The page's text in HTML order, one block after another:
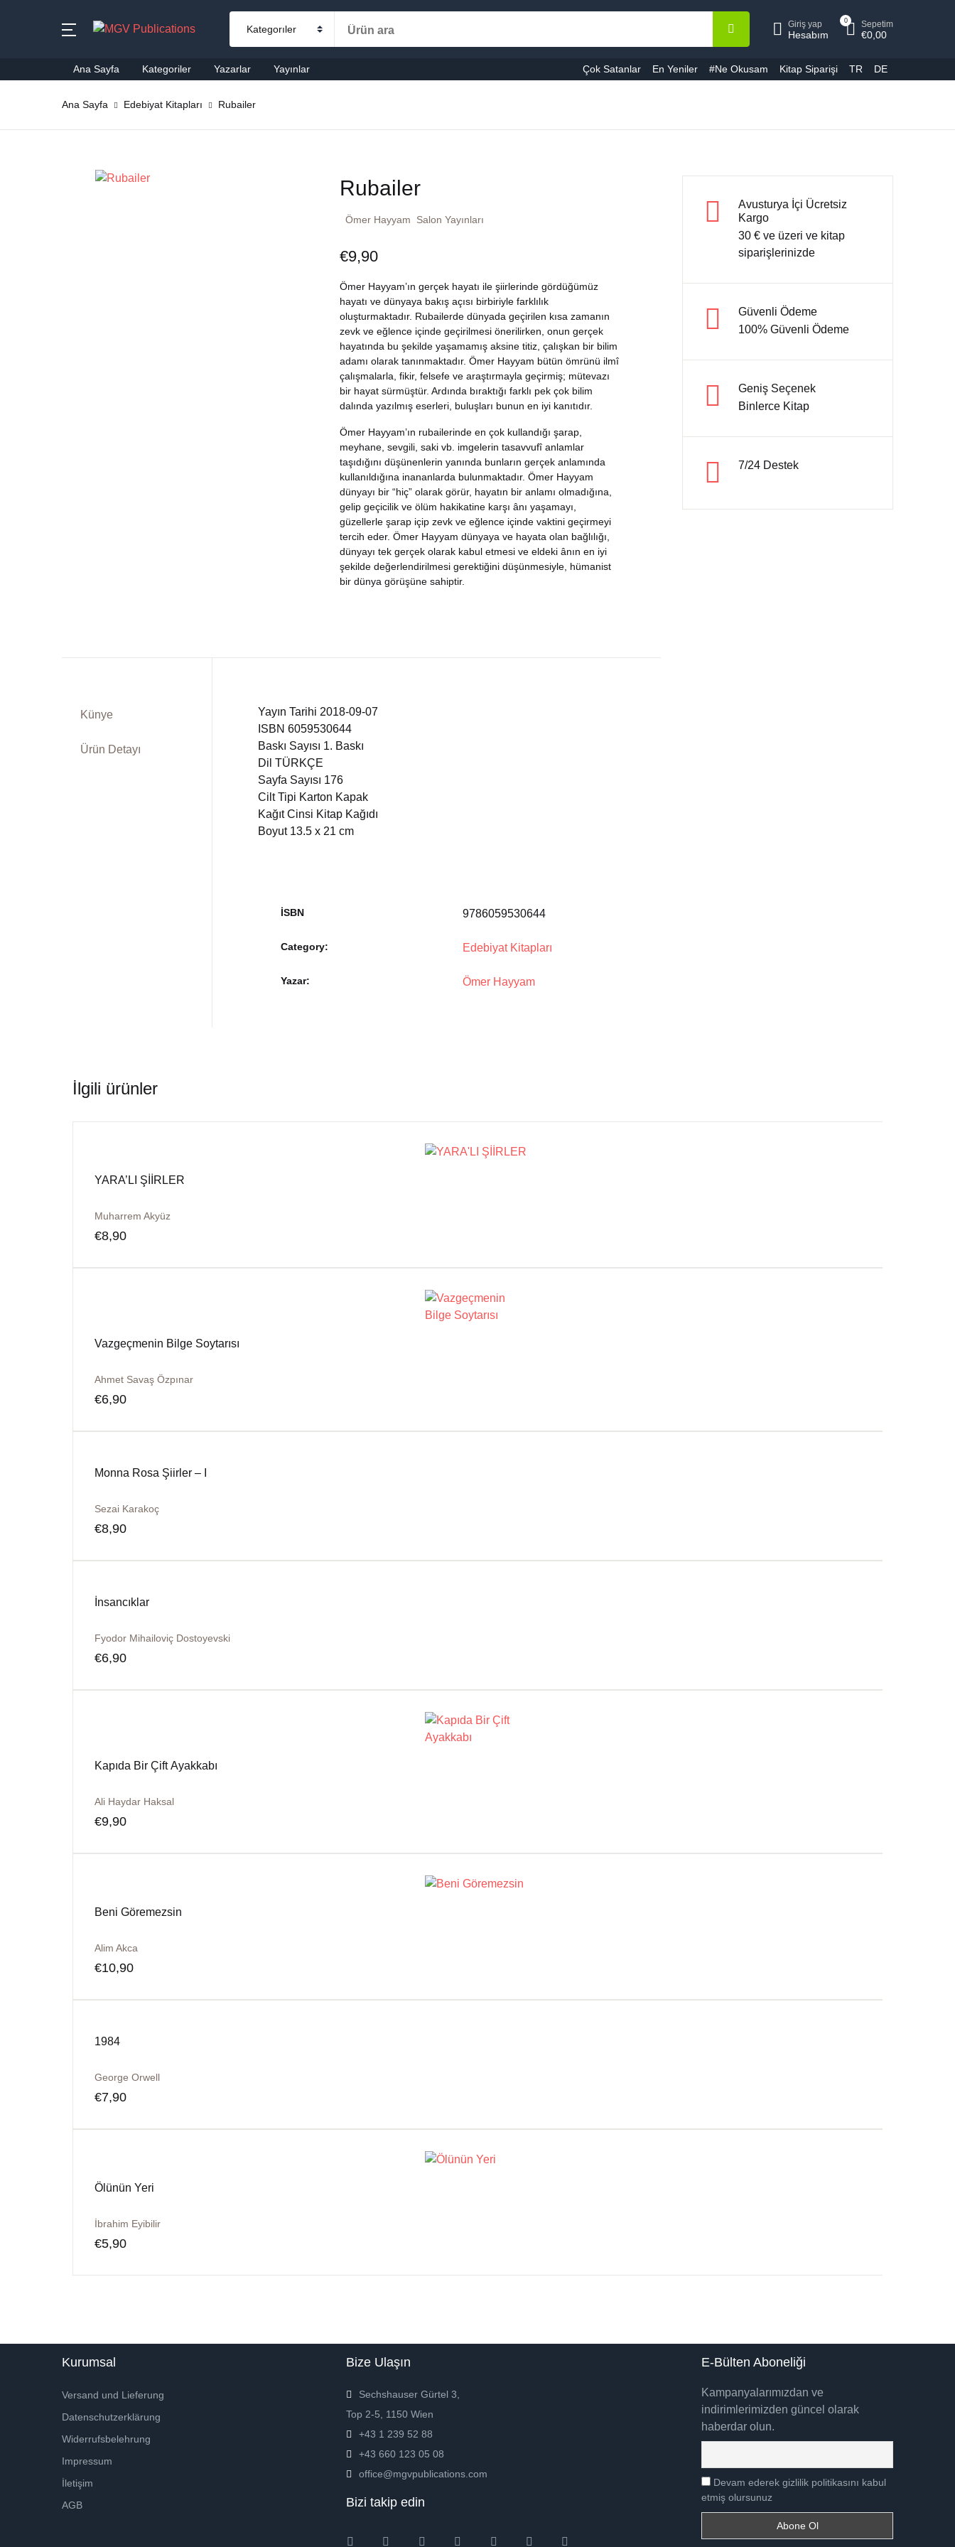
Giriş yap
Hesabım
0 Sepetim
€0,00
Ana Sayfa Kategoriler Yazarlar Yayınlar Çok Satanlar En Yeniler #Ne Okusam Kitap Siparişi TR DE
Başvuru – Kaynak
Bestseller
Çocuk Kitapları
Dini Kitaplar
Dünya Klasikleri
Edebiyat
Felsefe
Fransızca
Ingilizce
Kişisel Gelişim
Kapat
Kapat
Ana Sayfa Edebiyat Kitapları Rubailer
Rubailer
Ömer Hayyam Salon Yayınları
€9,90
Ömer Hayyam’ın gerçek hayatı ile şiirlerinde gördüğümüz
hayatı ve dünyaya bakış açısı birbiriyle farklılık
oluşturmaktadır. Rubailerde dünyada geçirilen kısa zamanın
zevk ve eğlence içinde geçirilmesi önerilirken, onun gerçek
hayatında bu şekilde yaşamamış aksine titiz, çalışkan bir bilim
adamı olarak tanınmaktadır. Ömer Hayyam bütün ömrünü ilmî
çalışmalarla, fikir, felsefe ve araştırmayla geçirmiş; mütevazı
bir hayat sürmüştür. Ardında bıraktığı farklı pek çok bilim
dalında yazılmış eserleri, buluşları bunun en iyi kanıtıdır.
Ömer Hayyam’ın rubailerinde en çok kullandığı şarap,
meyhane, sevgili, saki vb. imgelerin tasavvufî anlamlar
taşıdığını düşünenlerin yanında bunların gerçek anlamında
kullanıldığına inananlarda bulunmaktadır. Ömer Hayyam
dünyayı bir “hiç” olarak görür, hayatın bir anlamı olmadığına,
gelip geçicilik ve ölüm hakikatine karşı ânı yaşamayı,
güzellerle şarap içip zevk ve eğlence içinde vaktini geçirmeyi
tercih eder. Ömer Hayyam dünyaya ve hayata olan bağlılığı,
dünyayı tek gerçek olarak kabul etmesi ve eldeki ânın en iyi
şekilde değerlendirilmesi gerektiğini düşünmesiyle, hümanist
bir dünya görüşüne sahiptir.
Künye
Ürün Detayı
Yayın Tarihi 2018-09-07
ISBN 6059530644
Baskı Sayısı 1. Baskı
Dil TÜRKÇE
Sayfa Sayısı 176
Cilt Tipi Karton Kapak
Kağıt Cinsi Kitap Kağıdı
Boyut 13.5 x 21 cm
İSBN 9786059530644
Category: Edebiyat Kitapları
Yazar Ömer Hayyam
Avusturya İçi Ücretsiz
Kargo
30 € ve üzeri ve kitap
siparişlerinizde
Güvenli Ödeme
100% Güvenli Ödeme
Geniş Seçenek
Binlerce Kitap
7/24 Destek
İlgili ürünler
YARA’LI ŞİİRLER
Muharrem Akyüz
€8,90
Vazgeçmenin Bilge Soytarısı
Ahmet Savaş Özpınar
€6,90
Monna Rosa Şiirler – I
Sezai Karakoç
€8,90
İnsancıklar
Fyodor Mihailoviç Dostoyevski
€6,90
Kapıda Bir Çift Ayakkabı
Ali Haydar Haksal
€9,90
Beni Göremezsin
Alim Akca
€10,90
1984
George Orwell
€7,90
Ölünün Yeri
İbrahim Eyibilir
€5,90
Kurumsal
Versand und Lieferung
Datenschutzerklärung
Widerrufsbelehrung
Impressum
İletişim
AGB
Bize Ulaşın
Sechshauser Gürtel 3,
Top 2-5, 1150 Wien
+43 1 239 52 88
+43 660 123 05 08
office@mgvpublications.com
Bizi takip edin
InstagramFacebookTwitter Amazon Pinterest
E-Bülten Aboneliği
Kampanyalarımızdan ve
indirimlerimizden güncel olarak
haberdar olun.
Devam ederek gizlilik politikasını kabul
etmiş olursunuz